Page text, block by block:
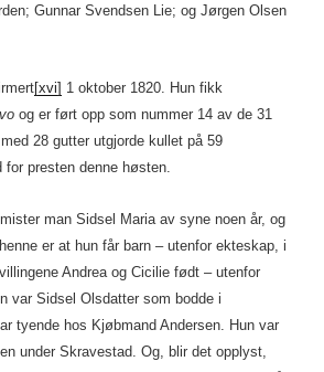
Gunnar Svendsen Lie; og Jørgen Olsen
[xvi] 1 oktober 1820. Hun fikk
og er ført opp som nummer 14 av de 31
28 gutter utgjorde kullet på 59
for presten denne høsten.
man Sidsel Maria av syne noen år, og
er at hun får barn – utenfor ekteskap, i
Andrea og Cicilie født – utenfor
var Sidsel Olsdatter som bodde i
tyende hos Kjøbmand Andersen. Hun var
under Skravestad. Og, blir det opplyst,